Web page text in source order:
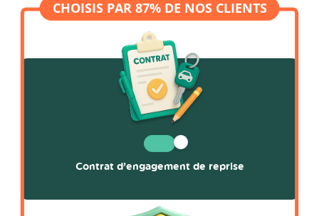
Contrat d’engagement de reprise